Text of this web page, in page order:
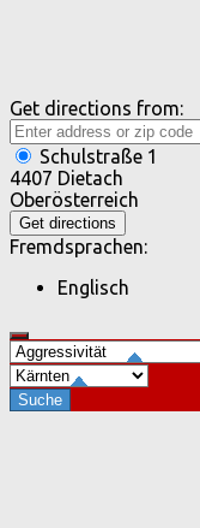
Get directions from:
Schulstraße 1
4407 Dietach
Oberösterreich
Fremdsprachen:
Englisch